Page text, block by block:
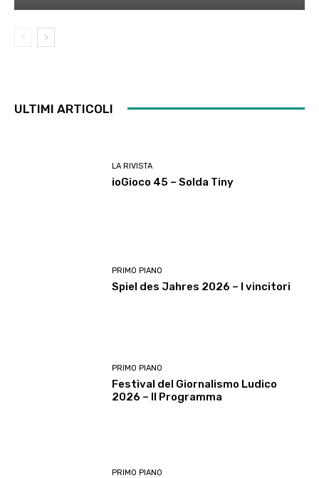
ULTIMI ARTICOLI
LA RIVISTA
ioGioco 45 – Solda Tiny
PRIMO PIANO
Spiel des Jahres 2026 – I vincitori
PRIMO PIANO
Festival del Giornalismo Ludico
2026 – Il Programma
PRIMO PIANO